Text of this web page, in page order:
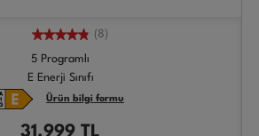
(8)
5 Programlı
E Enerji Sınıfı
Ürün bilgi formu